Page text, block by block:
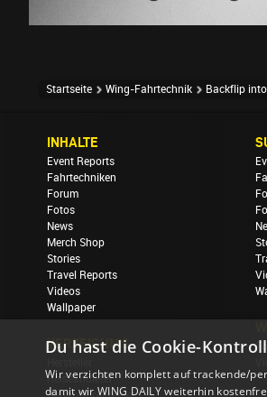
Startseite Wing-Fahrtechnik Backflip
INHALTE
Event Reports
Fahrtechniken
Forum
Fotos
News
Merch Shop
Stories
Travel Reports
Videos
Wallpaper
VERZEICHNIS
Reiseanbieter
Du hast die Cookie-
Wir verzichten komplett auf trackende/
damit wir WING DAILY weiterhin